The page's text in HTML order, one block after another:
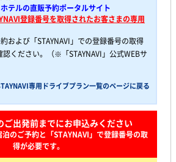
テルの直販予約ポータルサイト
登録番号を取得されたお客さまの専用
および「STAYNAVI」での登録番号の取得
認ください。（※「STAYNAVI」公式WEBサ
専用ドライブプラン一覧のページに戻る
ご出発前までにお申込みください
のご予約と「STAYNAVI」で登録番号の取
得が必要です。